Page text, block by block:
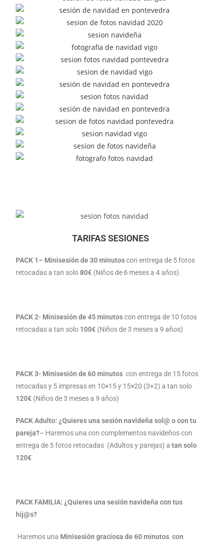
TARIFAS SESIONES
PACK 1– Minisesión de 30 minutoscon entrega de 5 fotos
retocadas a tan solo80€ (Niños de 6 meses a 4 años).
PACK 2- Minisesión de 45 minutoscon entrega de 10 fotos
retocadas a tan solo 100€ (Niños de 3 meses a 9 años)
PACK 3- Minisesión de 60 minutos con entrega de 15 fotos
retocadas y 5 impresas en 10×15 y 15×20 (3+2) a tan solo
120€ (Niños de 3 meses a 9 años)
PACK Adulto: ¿Quieres una sesión navideña sol@ o con tu
pareja?– Haremos una con complementos navideños con
entrega de 5 fotos retocadas (Adultos y parejas) atan solo
120€
PACK FAMILIA: ¿Quieres una sesión navideña con tus
hij@s?
Haremos una Minisesión graciosa de 60 minutos con